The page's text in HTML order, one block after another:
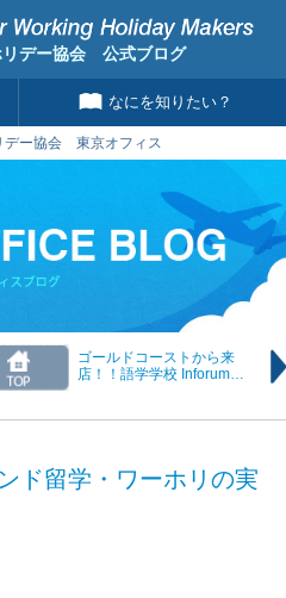
リデー協会 公式ブログ
なにを知りたい？
デー協会 東京オフィス
ゴールドコーストから来
店！！語学学校 Inforum
ド留学・ワーホリの実